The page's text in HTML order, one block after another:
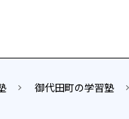
御代田町の学習塾